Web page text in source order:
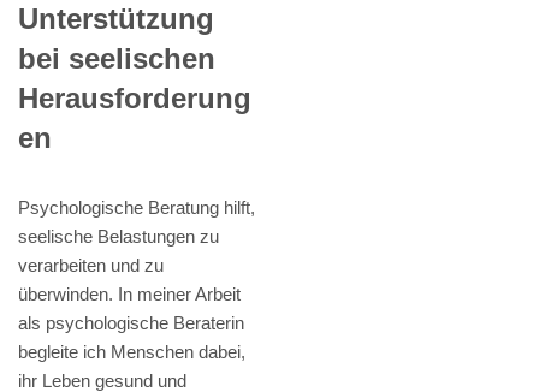
Unterstützung
bei seelischen
Herausforderung
en
Psychologische Beratung hilft,
seelische Belastungen zu
verarbeiten und zu
überwinden. In meiner Arbeit
als psychologische Beraterin
begleite ich Menschen dabei,
ihr Leben gesund und